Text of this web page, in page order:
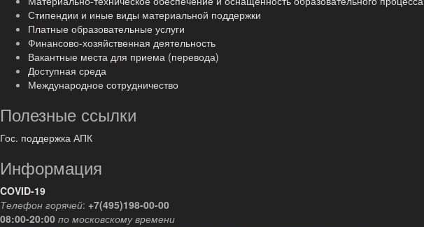
Стипендии и иные виды материальной поддержки
Платные образовательные услуги
Финансово-хозяйственная деятельность
Вакантные места для приема (перевода)
Доступная среда
Международное сотрудничество
Полезные ссылки
Гос. поддержка АПК
Информация
COVID-19
Телефон горячей: +7(495)198-00-00
08:00-20:00 по московскому времени